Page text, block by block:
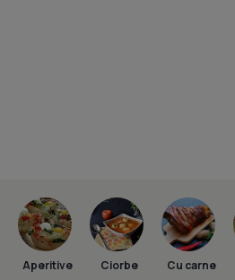
Aperitive Ciorbe Cu carne